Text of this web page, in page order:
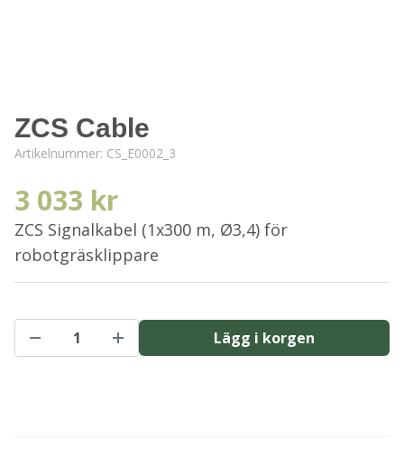
ZCS Cable
Artikelnummer: CS_E0002_3
3 033 kr
ZCS Signalkabel (1x300 m, Ø3,4) för
robotgräsklippare
Lägg i korgen